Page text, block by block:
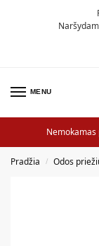
MENU
Pradžia / Odos